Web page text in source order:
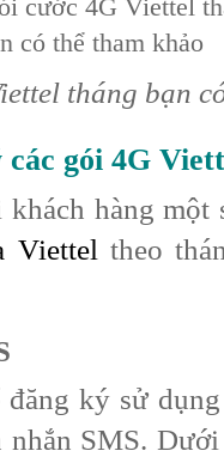
tháng bạn
gói 4G
hàng một
Viettel theo
ký sử
SMS.